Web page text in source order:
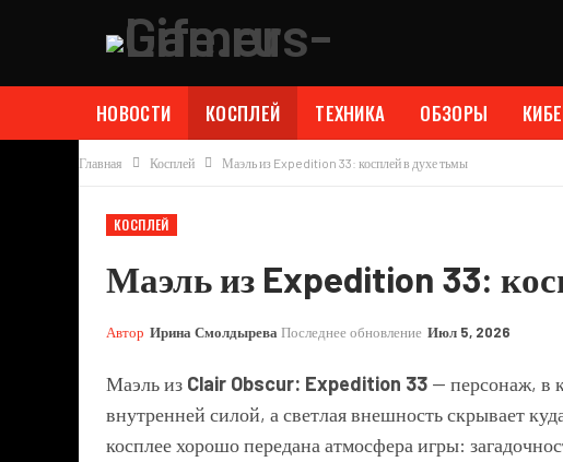
НОВОСТИ КОСПЛЕЙ ТЕХНИКА ОБЗОРЫ
Главная Косплей Маэль из Expedition 33: косплей в духе тьмы
КОСПЛЕЙ
Маэль из Expedition 33:
Автор Ирина СмолдыреваПоследнее обновление Июл 5, 2026
Маэль из Clair Obscur: Expedition 33 — персонаж, в
внутренней силой, а светлая внешность скрывает
косплее хорошо передана атмосфера игры: